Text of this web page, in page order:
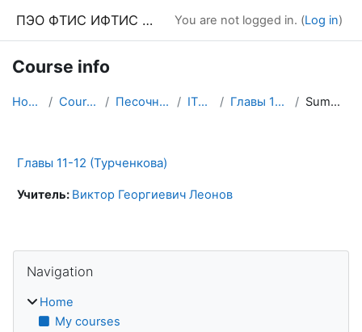
ПЭО ФТИС ИФТИС МПГУ You are not logged in. (Log in)
Course info
Home Courses Песочница ITEv7 Главы 11-12 Summary
Главы 11-12 (Турченкова)
Учитель: Виктор Георгиевич Леонов
Blocks
Navigation
Home
My courses